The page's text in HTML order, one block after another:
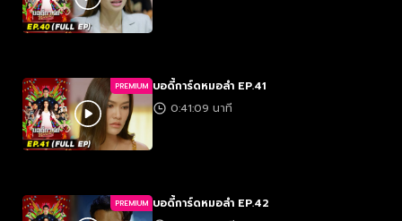
PREMIUM บอดี้การ์ดหมอลำ EP.41
0:41:09 นาที
PREMIUM บอดี้การ์ดหมอลำ EP.42